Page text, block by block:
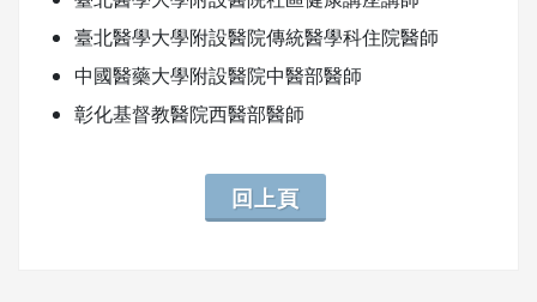
臺北醫學大學附設醫院傳統醫學科住院醫師
中國醫藥大學附設醫院中醫部醫師
彰化基督教醫院西醫部醫師
回上頁